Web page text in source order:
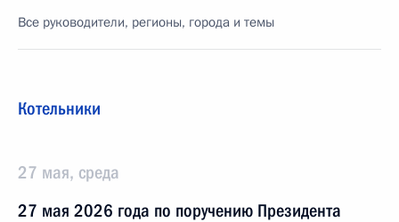
Все руководители, регионы, города и темы
Котельники
27 мая, среда
27 мая 2026 года по поручению Президента